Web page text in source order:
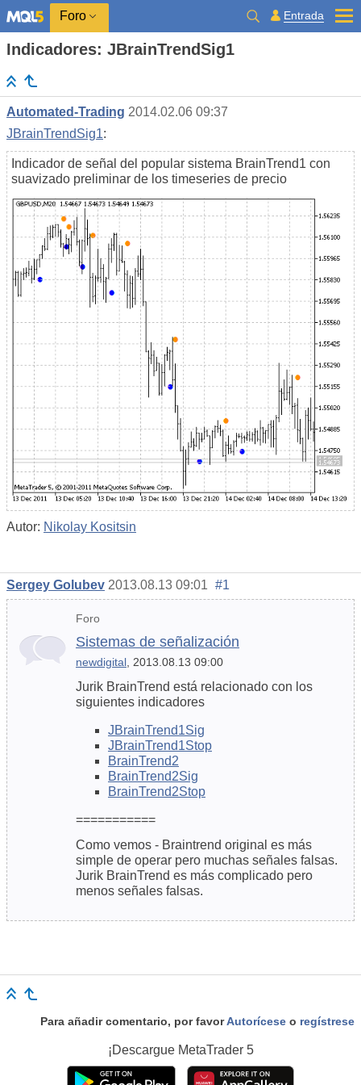
Foro Entrada
Indicadores: JBrainTrendSig1
Automated-Trading 2014.02.06 09:37
JBrainTrendSig1:
Indicador de señal del popular sistema BrainTrend1 con
suavizado preliminar de los timeseries de precio
Autor: Nikolay Kositsin
Sergey Golubev 2013.08.13 09:01 #1
Foro
Sistemas de señalización
newdigital , 2013.08.13 09:00
Jurik BrainTrend está relacionado con los
siguientes indicadores
JBrainTrend1Sig
JBrainTrend1Stop
BrainTrend2
BrainTrend2Sig
BrainTrend2Stop
===========
Como vemos - Braintrend original es más
simple de operar pero muchas señales falsas.
Jurik BrainTrend es más complicado pero
menos señales falsas.
Para añadir comentario, por favorAutorícese o regístrese
¡Descargue MetaTrader 5